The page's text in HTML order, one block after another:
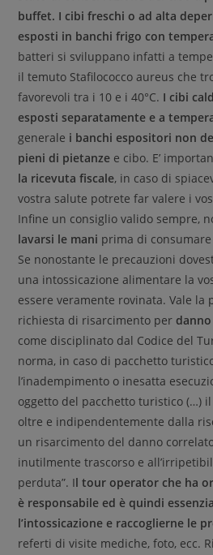
buffet. I cibi freschi o ad alta
esposti in banchi frigo con
batteri si sviluppano infatti a
il temuto Stafilococco aureus che
favorevoli tra i 10 e i 40°C. I cibi
esposti separatamente e a
generale i banchi espositori non
pieni di pietanze e cibo. E’
la ricevuta fiscale, in caso di
vostra salute potrete far valere i
Infine un consiglio valido sempre,
lavarsi le mani prima di
Se nonostante le precauzioni
una intossicazione alimentare la
essere veramente rovinata. Vale la
richiesta di risarcimento per
come disciplinato dal Codice del
norma, in caso di pacchetto
l’inadempimento o inesatta
oggetto del pacchetto turistico (…)
oltre e indipendentemente dalla
un risarcimento del danno
inutilmente trascorso e
perduta”. Il tour operator che ha
è responsabile ed è quindi
l’intossicazione e raccoglierne le
referti di visite mediche, foto, ecc.